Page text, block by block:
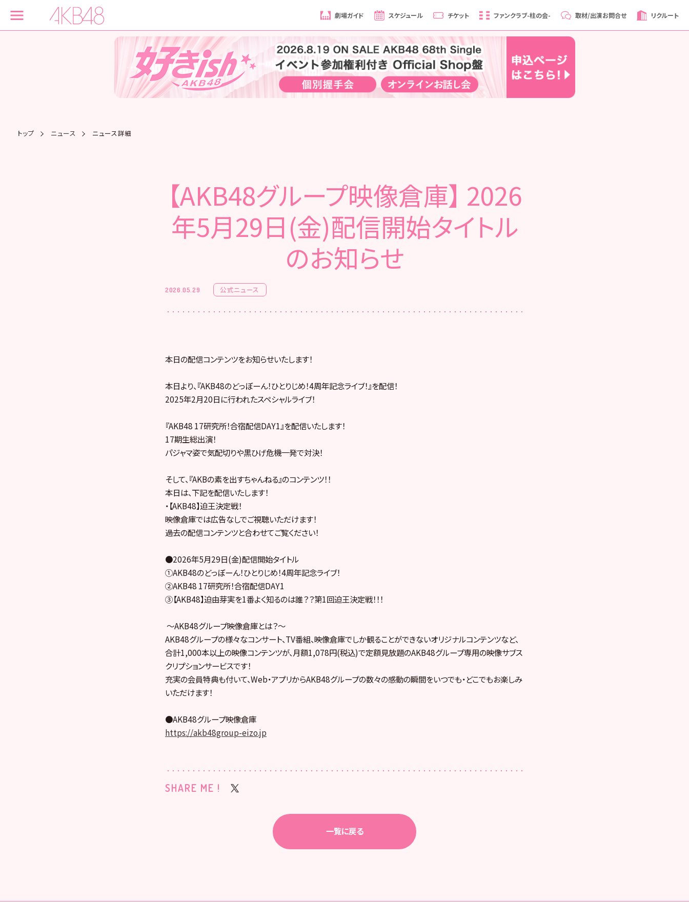
劇場ガイド スケジュール チケット ファンクラブ-柱の会- 取材/出演お問合せ リクルート
トップ ニュース ニュース詳細
【AKB48グループ映像倉庫】 2026
年5月29日(金)配信開始タイトル
のお知らせ
2026.05.29 公式ニュース
本日の配信コンテンツをお知らせいたします！
本日より、『AKB48のどっぼーん！ひとりじめ！4周年記念ライブ！』を配信！
2025年2月20日に行われたスペシャルライブ！
『AKB48 17研究所！合宿配信DAY1』を配信いたします！
17期生総出演！
パジャマ姿で気配切りや黒ひげ危機一発で対決！
そして、『AKBの素を出すちゃんねる』のコンテンツ！！
本日は、下記を配信いたします！
・【AKB48】迫王決定戦！
映像倉庫では広告なしでご視聴いただけます！
過去の配信コンテンツと合わせてご覧ください！
●2026年5月29日(金)配信開始タイトル
①AKB48のどっぼーん！ひとりじめ！4周年記念ライブ！
②AKB48 17研究所！合宿配信DAY1
③【AKB48】迫由芽実を1番よく知るのは誰？？第1回迫王決定戦！！！
～AKB48グループ映像倉庫とは？～
AKB48グループの様々なコンサート、TV番組、映像倉庫でしか観ることができないオリジナルコンテンツなど、
合計1,000本以上の映像コンテンツが、月額1,078円(税込)で定額見放題のAKB48グループ専用の映像サブス
クリプションサービスです！
充実の会員特典も付いて、Web・アプリからAKB48グループの数々の感動の瞬間をいつでも・どこでもお楽しみ
いただけます！
●AKB48グループ映像倉庫
https://akb48group-eizo.jp
SHARE ME !
一覧に戻る